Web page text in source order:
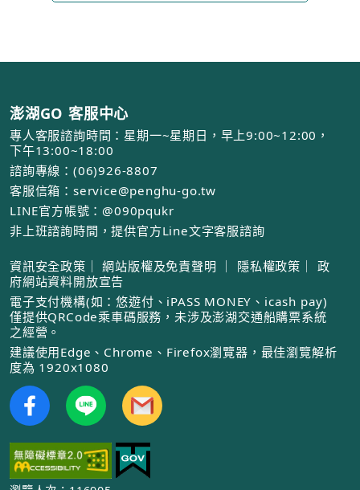
澎湖GO 客服中心
專人客服諮詢時間：星期一~星期日，早上9:00~12:00，
下午13:00~18:00
諮詢專線：(06)926-8807
客服信箱：service@penghu-go.tw
LINE官方帳號：@090pqukr
非上班諮詢時間，提供官方Line文字客服諮詢
資訊安全政策 ｜ 網站版權及免責聲明 ｜ 隱私權政策 ｜
政
府網站資料開放宣告
電子支付機構(如：悠遊付、iPASS MONEY、icash pay)
僅提供QRCode乘車碼服務，未涉及澎湖交通船購票系統
之經營。
建議使用Edge、Chrome、Firefox瀏覽器，最佳瀏覽解析
度為 1920x1080